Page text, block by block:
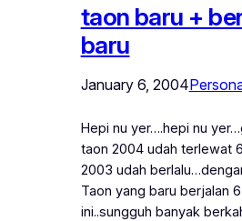
taon baru +
baru
January 6, 2004
Hepi nu yer….hepi nu
taon 2004 udah terlewat
2003 udah
Taon yang baru berjalan
ini..sungguh banyak